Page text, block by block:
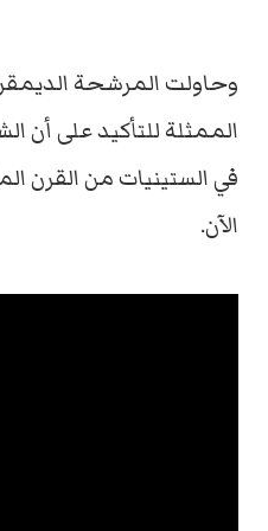
وحاولت المرشحة
الممثلة للتأكيد على أن
في الستينيات من القرن
الآن.